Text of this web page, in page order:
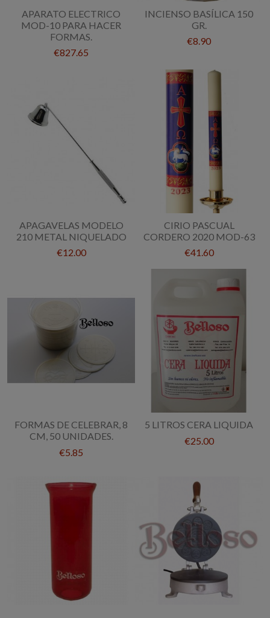
APARATO ELECTRICO
MOD-10 PARA HACER
FORMAS.
€827.65
INCIENSO BASÍLICA 150
GR.
€8.90
APAGAVELAS MODELO
210 METAL NIQUELADO
€12.00
CIRIO PASCUAL
CORDERO 2020 MOD-63
€41.60
FORMAS DE CELEBRAR, 8
CM, 50 UNIDADES.
€5.85
5 LITROS CERA LIQUIDA
€25.00